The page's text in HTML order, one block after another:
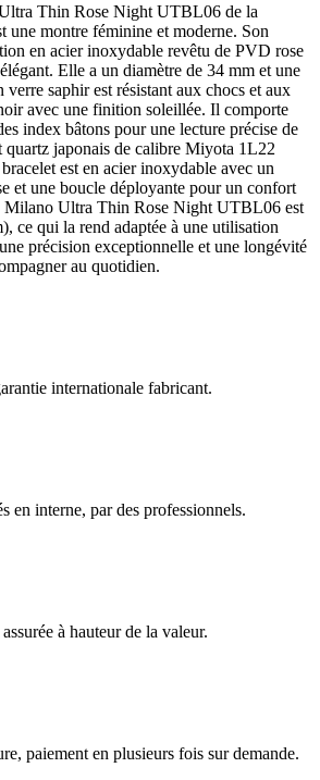
Thin Rose Night UTBL06 de la
une montre féminine et moderne. Son
en acier inoxydable revêtu de PVD rose
Elle a un diamètre de 34 mm et une
verre saphir est résistant aux chocs et aux
avec une finition soleillée. Il comporte
index bâtons pour une lecture précise de
japonais de calibre Miyota 1L22
est en acier inoxydable avec un
et une boucle déployante pour un confort
Ultra Thin Rose Night UTBL06 est
ce qui la rend adaptée à une utilisation
précision exceptionnelle et une longévité
au quotidien.
internationale fabricant.
en interne, par des professionnels.
à hauteur de la valeur.
paiement en plusieurs fois sur demande.